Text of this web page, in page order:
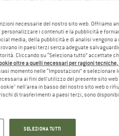
necessarie del nostro sito web. Offriamo
i contenuti e la pubblicità e
media, della pubblicità e di analisi vengono a
in paesi terzi senza adeguate
Cliccando su “Seleziona tutto” accettate
oltre a quelli necessari per ragioni
momento nelle “Impostazioni” e selezionare
ai fini dell'utilizzo del presente sito web
nell'area in basso del nostro sito web o
di trasferimenti a paesi terzi, sono
SELEZIONA TUTTI